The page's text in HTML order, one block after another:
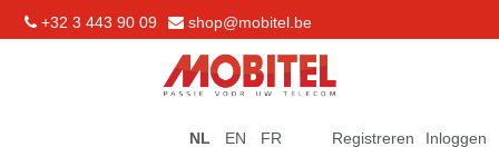
+32 3 443 90 09 shop@mobitel.be
Registreren Inloggen
NL EN FR